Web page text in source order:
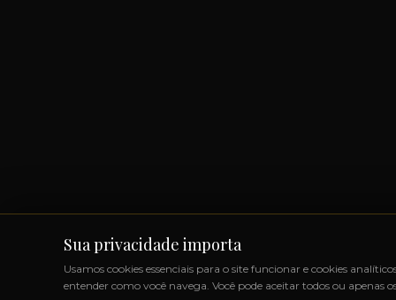
Sua privacidade importa
Usamos cookies essenciais para o site funcionar e cookies
entender como você navega. Você pode aceitar todos ou apenas